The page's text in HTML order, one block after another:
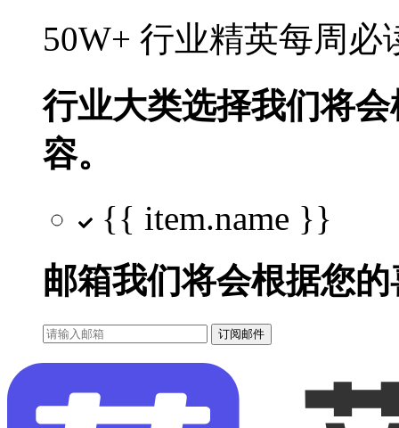
50W+ 行业精英每周
行业大类选择我们将
容。
{{ item.name }}
邮箱我们将会根据您
订阅邮件